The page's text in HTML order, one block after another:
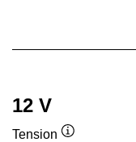
12 V
Tension